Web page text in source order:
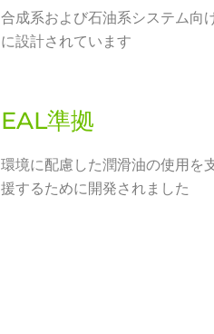
合成系および石油系システム向
に設計されています
EAL準拠
環境に配慮した潤滑油の使用を
援するために開発されました